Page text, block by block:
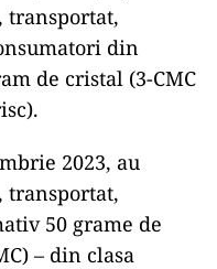
transportat,
din
de cristal (3-CMC
2023, au
transportat,
50 grame de
– din clasa